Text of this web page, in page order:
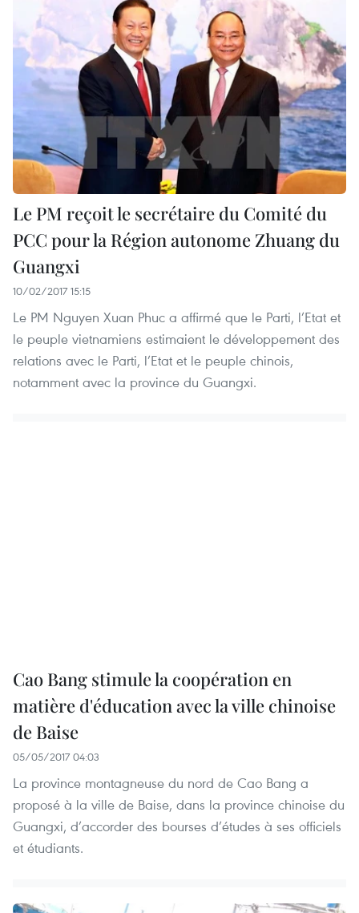
Le PM reçoit le secrétaire du Comité du
PCC pour la Région autonome Zhuang du
Guangxi
10/02/2017 15:15
Le PM Nguyen Xuan Phuc a affirmé que le Parti, l’Etat et
le peuple vietnamiens estimaient le développement des
relations avec le Parti, l’Etat et le peuple chinois,
notamment avec la province du Guangxi.
Cao Bang stimule la coopération en
matière d'éducation avec la ville chinoise
de Baise
05/05/2017 04:03
La province montagneuse du nord de Cao Bang a
proposé à la ville de Baise, dans la province chinoise du
Guangxi, d’accorder des bourses d’études à ses officiels
et étudiants.